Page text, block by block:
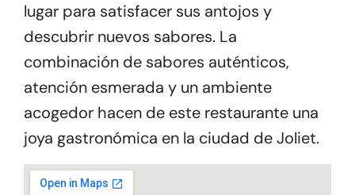
lugar para satisfacer sus antojos y
descubrir nuevos sabores. La
combinación de sabores auténticos,
atención esmerada y un ambiente
acogedor hacen de este restaurante una
joya gastronómica en la ciudad de Joliet.